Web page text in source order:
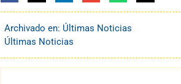
Archivado en: Últimas Noticias
Últimas Noticias